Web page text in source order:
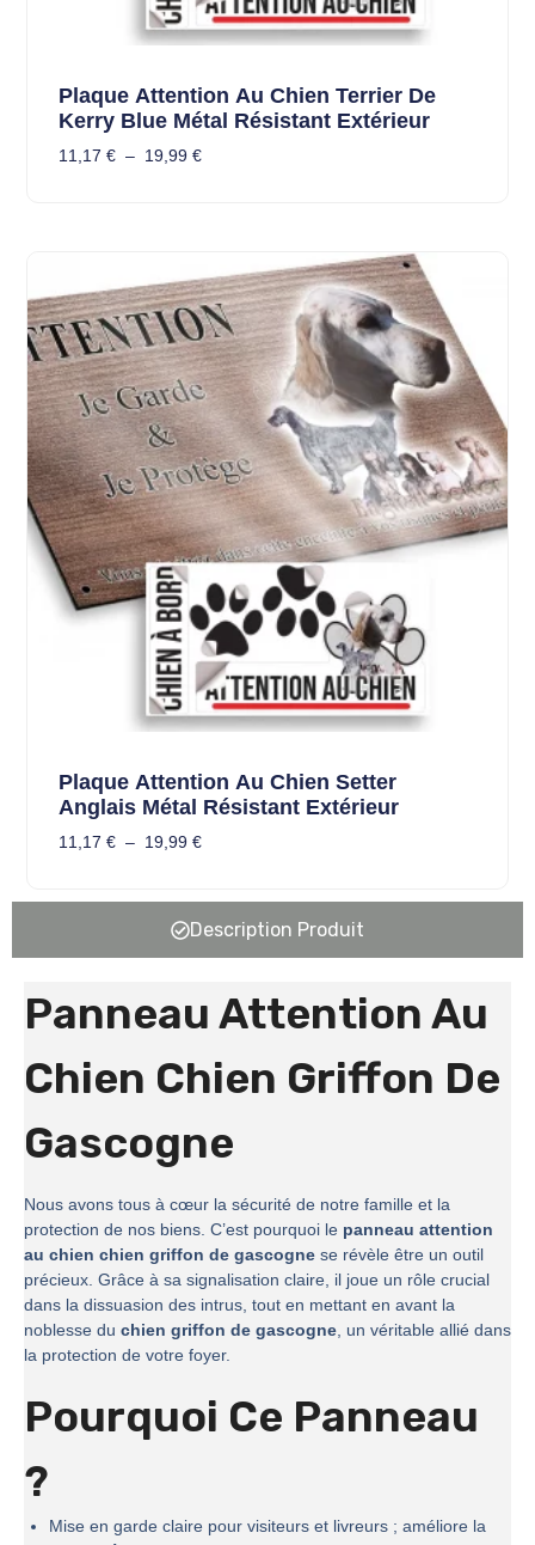
Plaque Attention Au Chien Terrier De
Kerry Blue Métal Résistant Extérieur
11,17 € – 19,99 €
Plaque Attention Au Chien Setter
Anglais Métal Résistant Extérieur
11,17 € – 19,99 €
Description Produit
Panneau Attention Au
Chien Chien Griffon De
Gascogne
Nous avons tous à cœur la sécurité de notre famille et la
protection de nos biens. C’est pourquoi le panneau attention
au chien chien griffon de gascogne se révèle être un outil
précieux. Grâce à sa signalisation claire, il joue un rôle crucial
dans la dissuasion des intrus, tout en mettant en avant la
noblesse du chien griffon de gascogne, un véritable allié dans
la protection de votre foyer.
Pourquoi Ce Panneau
?
Mise en garde claire pour visiteurs et livreurs ; améliore la